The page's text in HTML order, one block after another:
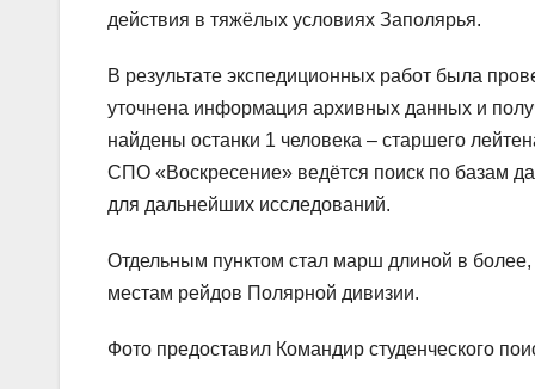
действия в тяжёлых условиях Заполярья.
В результате экспедиционных работ была
уточнена информация архивных данных и
найдены останки 1 человека – старшего
СПО «Воскресение» ведётся поиск по базам
для дальнейших исследований.
Отдельным пунктом стал марш длиной в
местам рейдов Полярной дивизии.
Фото предоставил Командир студенческого